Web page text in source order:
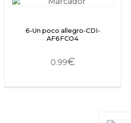
6-Un poco allegro-CDI-
AF6FCO4
0.99€